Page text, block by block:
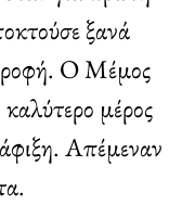
ξανά
Ο Μέμος
μέρος
Απέμεναν